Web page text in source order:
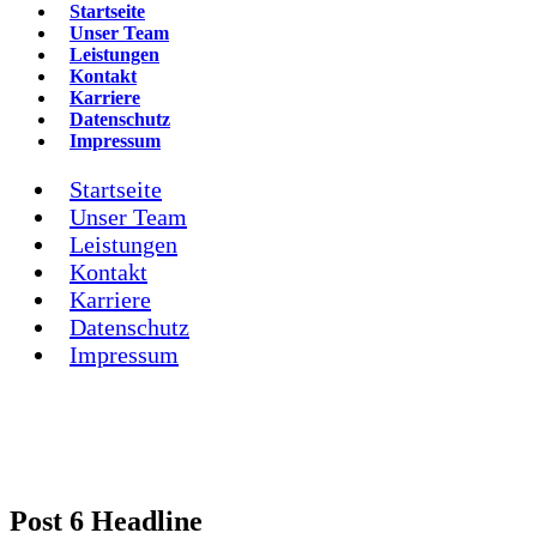
Startseite
Unser Team
Leistungen
Kontakt
Karriere
Datenschutz
Impressum
Startseite
Unser Team
Leistungen
Kontakt
Karriere
Datenschutz
Impressum
Post 6 Headline